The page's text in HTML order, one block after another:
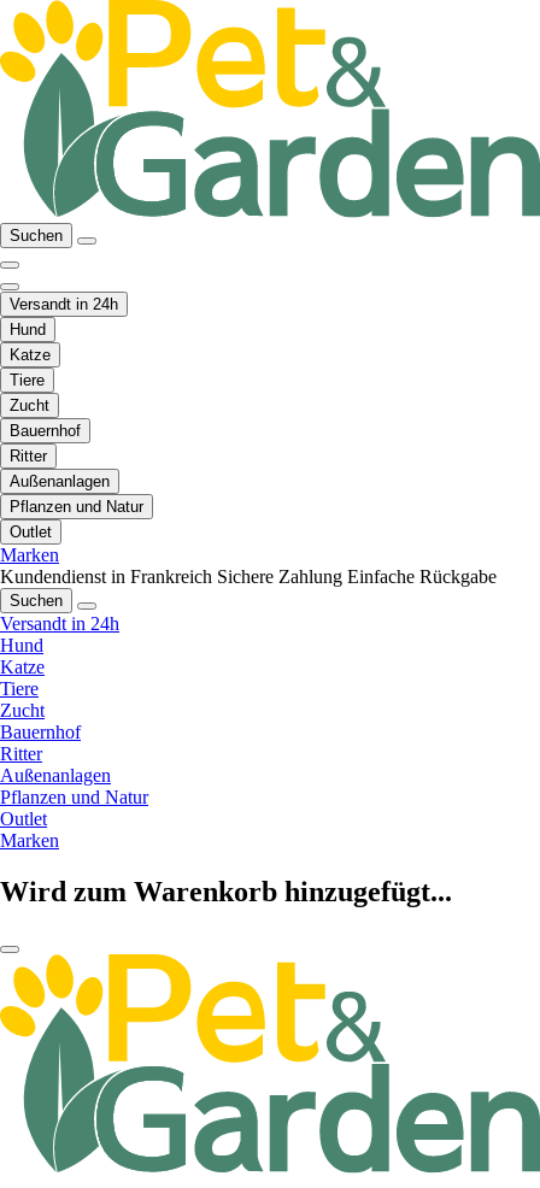
Suchen
Versandt in 24h
Hund
Katze
Tiere
Zucht
Bauernhof
Ritter
Außenanlagen
Pflanzen und Natur
Outlet
Marken
Kundendienst in Frankreich Sichere Zahlung Einfache Rückgabe
Suchen
Versandt in 24h
Hund
Katze
Tiere
Zucht
Bauernhof
Ritter
Außenanlagen
Pflanzen und Natur
Outlet
Marken
Wird zum Warenkorb hinzugefügt...